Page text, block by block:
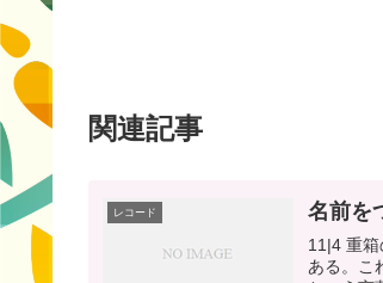
関連記事
レコード 名前を
11|4 重
ある。こ